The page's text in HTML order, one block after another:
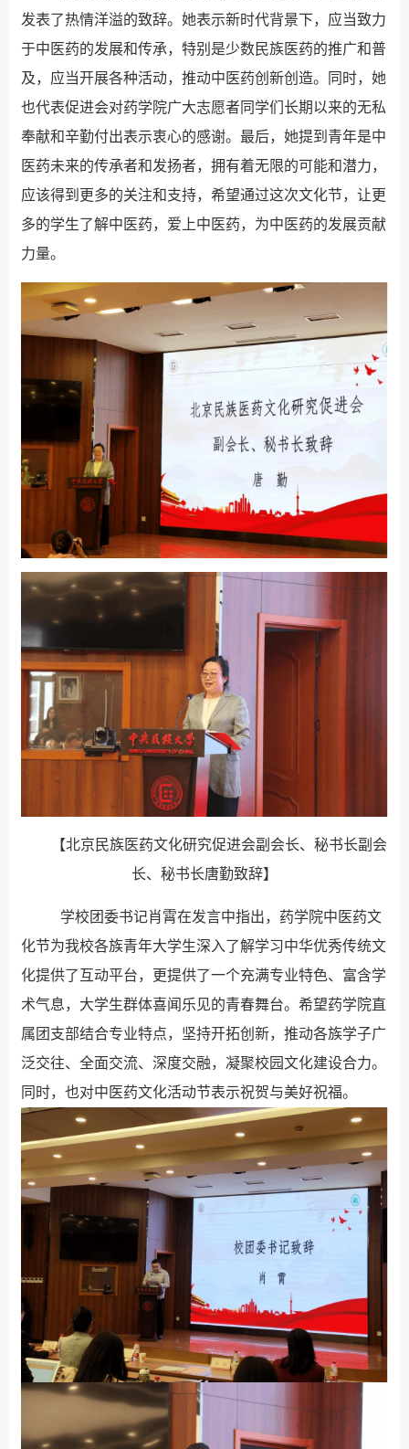
发表了热情洋溢的致辞。她表示新时代背景下，应当致力
于中医药的发展和传承，特别是少数民族医药的推广和普
及，应当开展各种活动，推动中医药创新创造。同时，她
也代表促进会对药学院广大志愿者同学们长期以来的无私
奉献和辛勤付出表示衷心的感谢。最后，她提到青年是中
医药未来的传承者和发扬者，拥有着无限的可能和潜力，
应该得到更多的关注和支持，希望通过这次文化节，让更
多的学生了解中医药，爱上中医药，为中医药的发展贡献
力量。
【北京民族医药文化研究促进会副会长、秘书长副会
长、秘书长唐勤致辞】
学校团委书记肖霄在发言中指出，药学院中医药文
化节为我校各族青年大学生深入了解学习中华优秀传统文
化提供了互动平台，更提供了一个充满专业特色、富含学
术气息，大学生群体喜闻乐见的青春舞台。希望药学院直
属团支部结合专业特点，坚持开拓创新，推动各族学子广
泛交往、全面交流、深度交融，凝聚校园文化建设合力。
同时，也对中医药文化活动节表示祝贺与美好祝福。